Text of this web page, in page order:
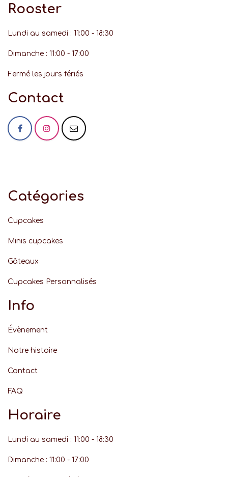
Rooster
Lundi au samedi : 11:00 - 18:30
Dimanche : 11:00 - 17:00
Fermé les jours fériés
Contact
Catégories
Cupcakes
Minis cupcakes
Gâteaux
Cupcakes Personnalisés
Info
Évènement
Notre histoire
Contact
FAQ
Horaire
Lundi au samedi : 11:00 - 18:30
Dimanche : 11:00 - 17:00